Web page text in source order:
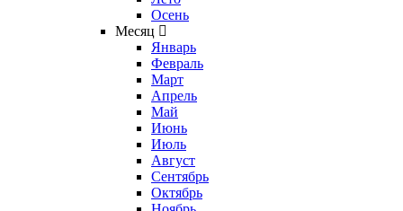
Осень
Месяц
Январь
Февраль
Март
Апрель
Май
Июнь
Июль
Август
Сентябрь
Октябрь